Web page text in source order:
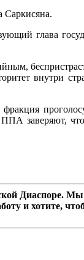
Саркисяна.
глава
внутри
заверяют,
Диаспоре. Мы
и хотите,